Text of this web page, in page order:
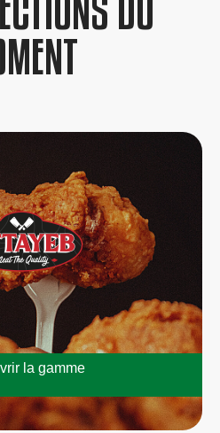
DU
la gamme